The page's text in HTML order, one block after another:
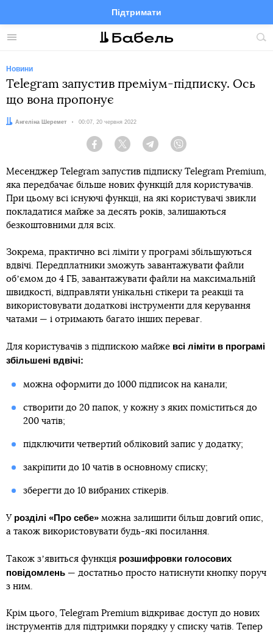
Меню
Підтримати
FacebookTelegramTwitter
Новини
Telegram запустив преміум-підписку. Ось
що вона пропонує
Автор:
Ангеліна Шеремет Дата:
00:07, 20 червня 2022
Facebook Twitter Telegram
Месенджер Telegram запустив підписку Telegram Premium,
яка передбачає більше нових функцій для користувачів.
При цьому всі існуючі функції, на які користувачі звикли
покладатися майже за десять років, залишаються
безкоштовними для всіх.
Зокрема, практично всі ліміти у програмі збільшуються
вдвічі. Передплатники зможуть завантажувати файли
обʼємом до 4 ГБ, завантажувати файли на максимальній
швидкості, відправляти унікальні стікери та реакції та
використовувати додаткові інструменти для керування
чатами — і отримають багато інших переваг.
Для користувачів з підпискою майже всі ліміти в програмі
збільшені вдвічі:
можна оформити до 1000 підписок на канали;
створити до 20 папок, у кожну з яких поміститься до
200 чатів;
підключити четвертий обліковий запис у додатку;
закріпити до 10 чатів в основному списку;
зберегти до 10 вибраних стікерів.
У розділі «Про себе» можна залишити більш довгий опис,
а також використовувати будь-які посилання.
Також зʼявиться функція розшифровки голосових
повідомлень — достатньо просто натиснути кнопку поруч
з ним.
Крім цього, Telegram Premium відкриває доступ до нових
інструментів для підтримки порядку у списку чатів. Тепер